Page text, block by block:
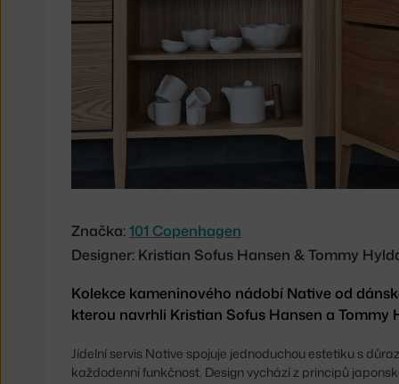
Značka:101 Copenhagen
Designer: Kristian Sofus Hansen & Tommy
Kolekce kameninového nádobí Native od
kterou navrhli Kristian Sofus Hansen a Tommy
Jídelní servis Native spojuje jednoduchou estetiku s
každodenní funkčnost. Design vychází z principů